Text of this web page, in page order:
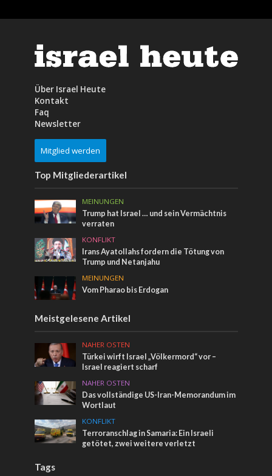
Über Israel Heute
Kontakt
Faq
Newsletter
Mitglied werden
Top Mitgliederartikel
MEINUNGEN
Trump hat Israel … und sein Vermächtnis
verraten
KONFLIKT
Irans Ayatollahs fordern die Tötung von
Trump und Netanjahu
MEINUNGEN
Vom Pharao bis Erdogan
Meistgelesene Artikel
NAHER OSTEN
Türkei wirft Israel „Völkermord“ vor –
Israel reagiert scharf
NAHER OSTEN
Das vollständige US-Iran-Memorandum im
Wortlaut
KONFLIKT
Terroranschlag in Samaria: Ein Israeli
getötet, zwei weitere verletzt
Tags